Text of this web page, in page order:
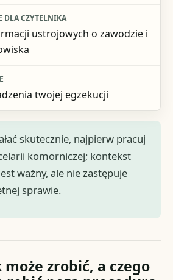
ustrojowych o zawodzie i
twojej egzekucji
skutecznie, najpierw pracuj
komorniczej; kontekst
ważny, ale nie zastępuje
sprawie.
zrobić, a czego